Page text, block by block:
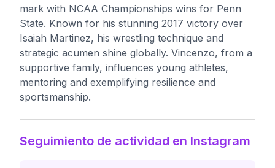
mark with NCAA Championships wins for Penn
State. Known for his stunning 2017 victory over
Isaiah Martinez, his wrestling technique and
strategic acumen shine globally. Vincenzo, from a
supportive family, influences young athletes,
mentoring and exemplifying resilience and
sportsmanship.
Seguimiento de actividad en Instagram